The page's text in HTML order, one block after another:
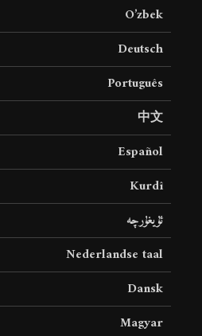
O’zbek
Deutsch
Português
中文
Español
Kurdî
ئۇيغۇرچە
Nederlandse taal
Dansk
Magyar